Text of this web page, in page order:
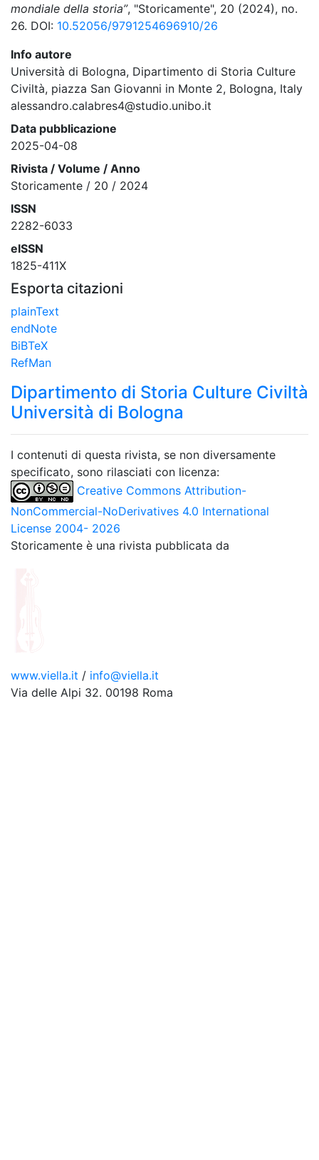
mondiale della storia”, "Storicamente", 20 (2024), no.
26. DOI: 10.52056/9791254696910/26
Info autore
Università di Bologna, Dipartimento di Storia Culture
Civiltà, piazza San Giovanni in Monte 2, Bologna, Italy
alessandro.calabres4@studio.unibo.it
Data pubblicazione
2025-04-08
Rivista / Volume / Anno
Storicamente / 20 / 2024
ISSN
2282-6033
eISSN
1825-411X
Esporta citazioni
plainText
endNote
BiBTeX
RefMan
Dipartimento di Storia Culture Civiltà
Università di Bologna
I contenuti di questa rivista, se non diversamente
specificato, sono rilasciati con licenza:
Creative Commons Attribution-
NonCommercial-NoDerivatives 4.0 International
License 2004- 2026
Storicamente è una rivista pubblicata da
www.viella.it / info@viella.it
Via delle Alpi 32. 00198 Roma